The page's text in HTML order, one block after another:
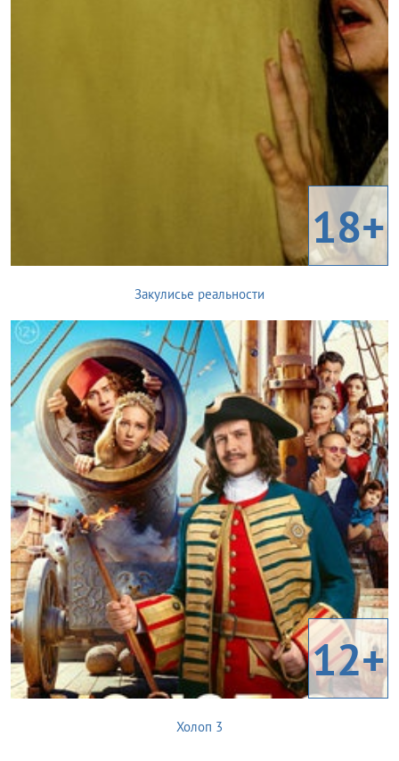
18+
Закулисье реальности
12+
Холоп 3